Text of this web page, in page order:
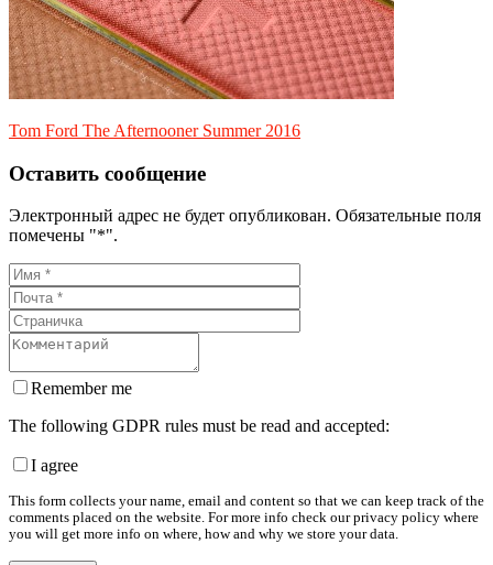
Tom Ford The Afternooner Summer 2016
Оставить сообщение
Электронный адрес не будет опубликован. Обязательные поля
помечены "*".
Remember me
The following GDPR rules must be read and accepted:
I agree
This form collects your name, email and content so that we can keep track of the
comments placed on the website. For more info check our privacy policy where
you will get more info on where, how and why we store your data.